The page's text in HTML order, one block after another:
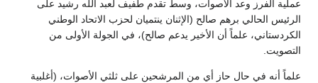
عملية الفرز وعد الأصوات، وسط تقدم طفيف لعبد الله رشيد على
الرئيس الحالي برهم صالح (الإثنان ينتميان لحزب الاتحاد الوطني
الكردستاني، علماً أن الأخير يدعم صالح)، في الجولة الأولى من
التصويت.
علماً أنه في حال حاز أي من المرشحين على ثلثي الأصوات، (أغلبية